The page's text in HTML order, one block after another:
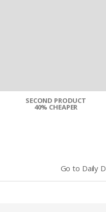
SECOND PRODUCT
40% CHEAPER
Go to Daily